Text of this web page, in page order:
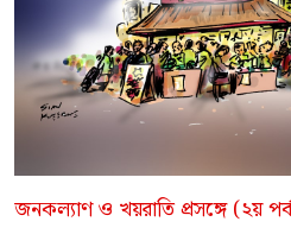
জনকল্যাণ ও খয়রাতি প্রসঙ্গে (২য়